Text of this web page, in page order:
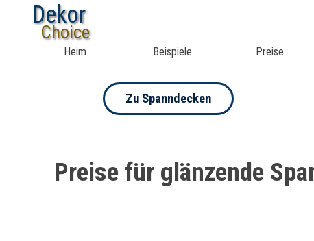
Heim Beispiele Preise
Dekor
Choice
Zu Spanndecken
Preise für glänzende